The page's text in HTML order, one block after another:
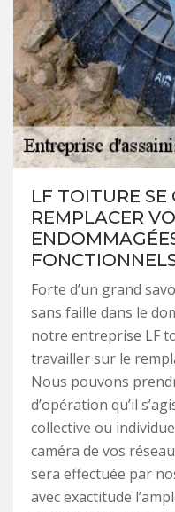
LF TOITURE SE
REMPLACER
Forte d’un grand
sans faille dans le
notre entreprise LF
travailler sur le
Nous pouvons
d’opération qu’il
collective ou
caméra de vos
sera effectuée par
avec exactitude